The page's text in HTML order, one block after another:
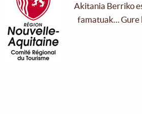
Akitania Berriko
famatuak… Gure